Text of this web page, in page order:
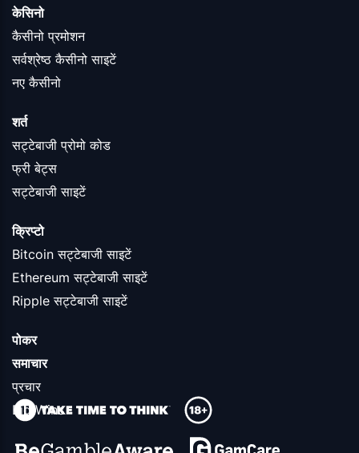
केसिनो
कैसीनो प्रमोशन
सर्वश्रेष्ठ कैसीनो साइटें
नए कैसीनो
शर्त
सट्टेबाजी प्रोमो कोड
फ्री बेट्स
सट्टेबाजी साइटें
क्रिप्टो
Bitcoin सट्टेबाजी साइटें
Ethereum सट्टेबाजी साइटें
Ripple सट्टेबाजी साइटें
पोकर
समाचार
प्रचार
Big Wins